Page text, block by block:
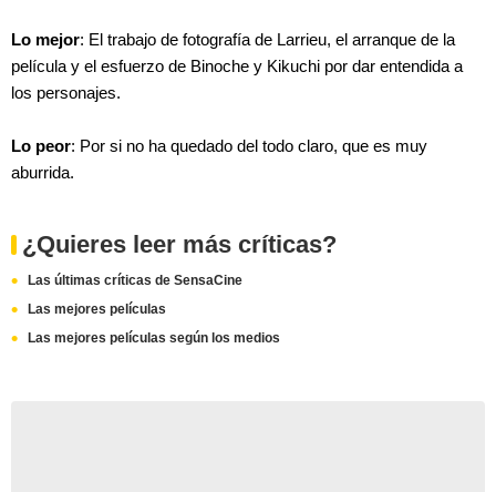
Lo mejor: El trabajo de fotografía de Larrieu, el arranque de la
película y el esfuerzo de Binoche y Kikuchi por dar entendida a
los personajes.
Lo peor: Por si no ha quedado del todo claro, que es muy
aburrida.
¿Quieres leer más críticas?
Las últimas críticas de SensaCine
Las mejores películas
Las mejores películas según los medios